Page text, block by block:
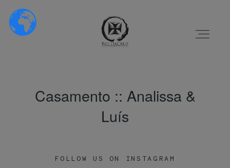
SOBRE NÓS
FOTOGRAFIA E
VÍDEO
PROFISSIONAL ::
Home
Sobre Nós
Casamento :: Analissa &
Luís
FOLLOW US ON INSTAGRAM